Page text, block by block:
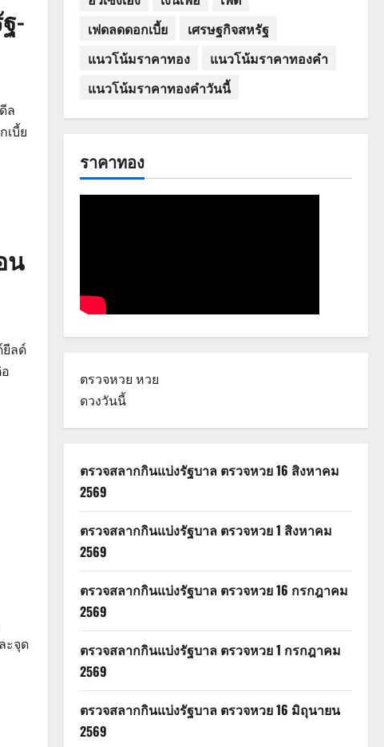
-
ล
เบี้ย
น
ลด์
ะจุด
เฟดลดดอกเบี้ย
เศรษฐกิจสหรัฐ
แนวโน้มราคาทอง
แนวโน้มราคาทองคำ
แนวโน้มราคาทองคำวันนี้
ราคาทอง
ตรวจหวย หวย
ดวงวันนี้
ตรวจสลากกินแบ่งรัฐบาล ตรวจหวย 16 สิงหาคม
2569
ตรวจสลากกินแบ่งรัฐบาล ตรวจหวย 1 สิงหาคม
2569
ตรวจสลากกินแบ่งรัฐบาล ตรวจหวย 16 กรกฎาคม
2569
ตรวจสลากกินแบ่งรัฐบาล ตรวจหวย 1 กรกฎาคม
2569
ตรวจสลากกินแบ่งรัฐบาล ตรวจหวย 16 มิถุนายน
2569